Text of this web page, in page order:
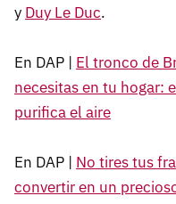
y Duy Le Duc.
En DAP | El tronco de
necesitas en tu hogar:
purifica el aire
En DAP | No tires tus
convertir en un